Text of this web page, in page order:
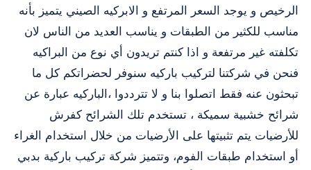
الرخيص و يوجد السعر المرتفع و الابركيه الصيني يتميز بأنه
مناسب للكثير من الطبقات و يناسب العديد من الناس لان
تكلفته غير مرتفعة و اذا كنتم تريدون أي نوع من البراكيه
فنحن في شركتنا لتركيب باركيه سنوفر لحضراتكم كل ما
تبحثون عنه فقط اتصلوا بنا و لا تترددوا ،الباركيه عبارة عن
شرائح خشبية سميكة ، تستخدم تلك الشرائح كفرش
للأرضيات يتم تثبيتها على الأرضيات من خلال استخدام الغراء
أو استخدام طبقات الفوم، وتتميز شركة تركيب باركية بدبي